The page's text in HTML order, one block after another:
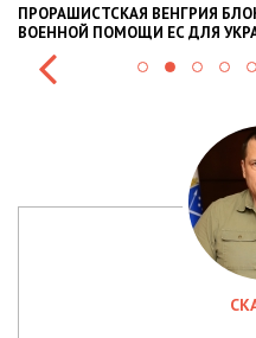
БЛОКИРУЕТ КРУПНЫЙ
ЕС ДЛЯ УКРАИНЫ